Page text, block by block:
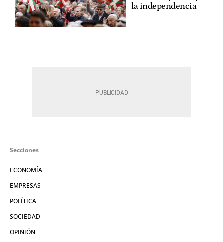
la independencia
Secciones
ECONOMÍA
EMPRESAS
POLÍTICA
SOCIEDAD
OPINIÓN